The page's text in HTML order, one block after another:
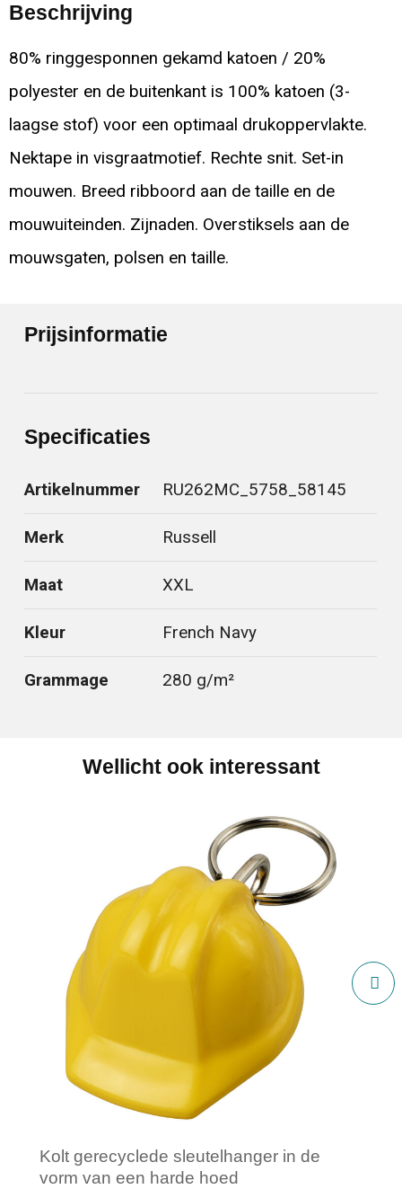
Beschrijving
80% ringgesponnen gekamd katoen / 20%
polyester en de buitenkant is 100% katoen (3-
laagse stof) voor een optimaal drukoppervlakte.
Nektape in visgraatmotief. Rechte snit. Set-in
mouwen. Breed ribboord aan de taille en de
mouwuiteinden. Zijnaden. Overstiksels aan de
mouwsgaten, polsen en taille.
Prijsinformatie
Specificaties
Artikelnummer RU262MC_5758_58145
Merk Russell
Maat XXL
Kleur French Navy
Grammage 280 g/m²
Wellicht ook interessant
Kolt gerecyclede sleutelhanger in de
vorm van een harde hoed